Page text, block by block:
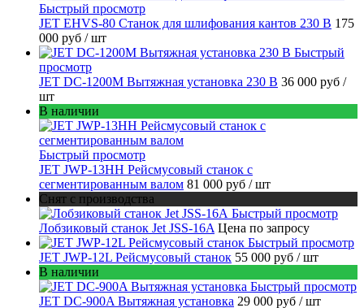
Быстрый просмотр
JET EHVS-80 Станок для шлифования кантов 230 В 175
000 руб / шт
Быстрый
просмотр
JET DC-1200M Вытяжная установка 230 В 36 000 руб /
шт
В наличии
Быстрый просмотр
JET JWP-13HH Рейсмусовый станок с
сегментированным валом 81 000 руб / шт
Снят с производства
Быстрый просмотр
Лобзиковый станок Jet JSS-16A Цена по запросу
Быстрый просмотр
JET JWP-12L Рейсмусовый станок 55 000 руб / шт
В наличии
Быстрый просмотр
JET DC-900A Вытяжная установка 29 000 руб / шт